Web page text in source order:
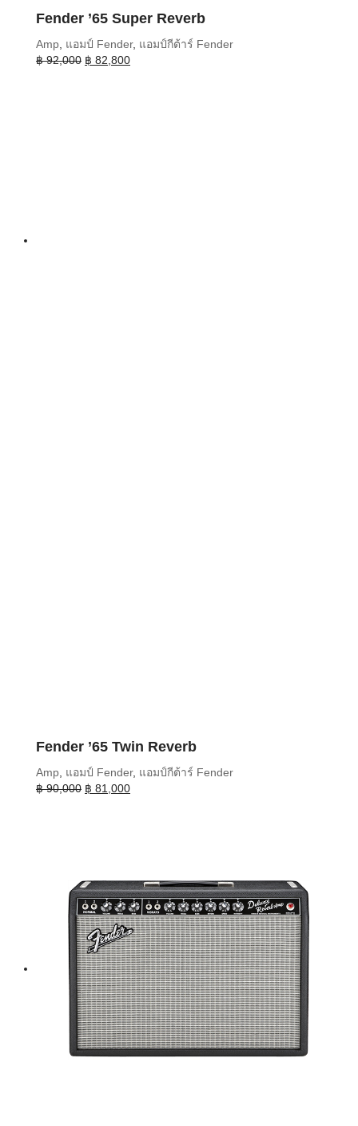
Fender ’65 Super Reverb
Amp, แอมป์ Fender, แอมป์กีต้าร์ Fender
฿92,000 Original
฿ 82,800Current
Fender ’65 Twin Reverb
Amp, แอมป์ Fender, แอมป์กีต้าร์ Fender
฿90,000 Original
฿ 81,000Current